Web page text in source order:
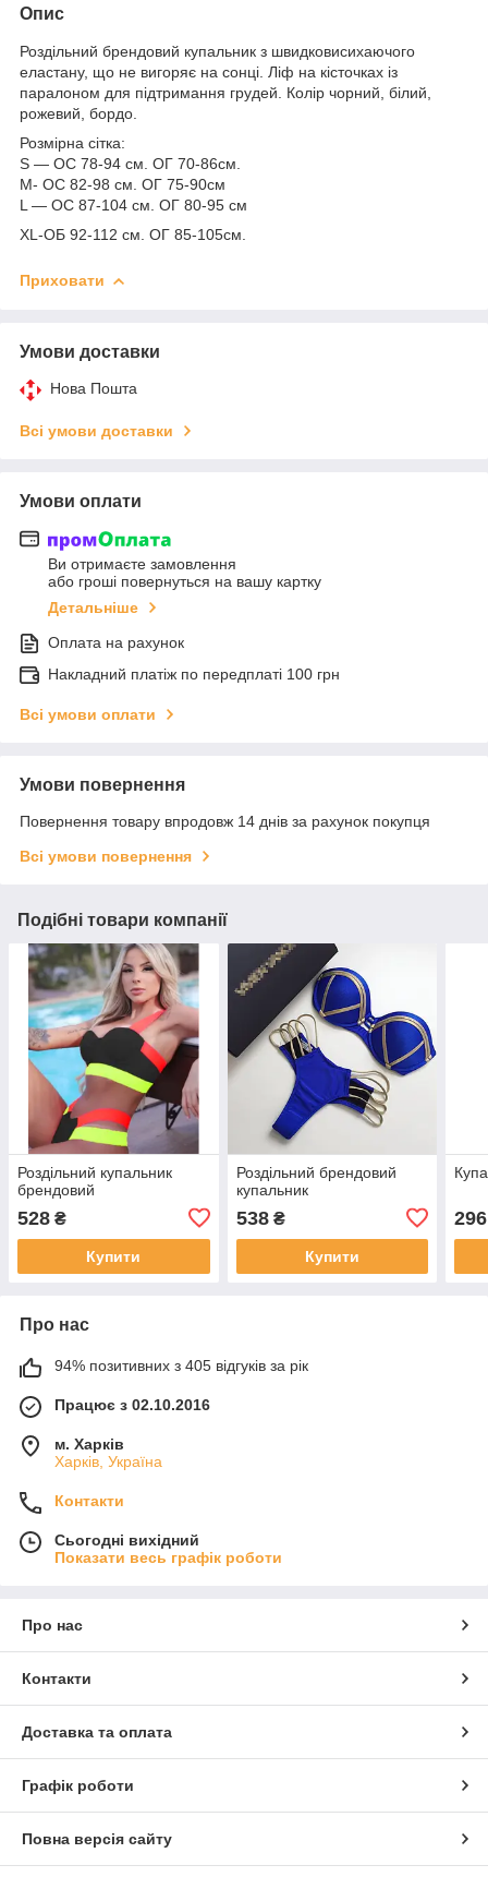
Опис
Роздільний брендовий купальник з швидковисихаючого
еластану, що не вигоряє на сонці. Ліф на кісточках із
паралоном для підтримання грудей. Колір чорний, білий,
рожевий, бордо.
Розмірна сітка:
S — ОС 78-94 см. ОГ 70-86см.
M- ОС 82-98 см. ОГ 75-90см
L — ОС 87-104 см. ОГ 80-95 см
XL-ОБ 92-112 см. ОГ 85-105см.
Приховати
Умови доставки
Нова Пошта
Всі умови доставки
Умови оплати
Ви отримаєте замовлення
або гроші повернуться на вашу картку
Детальніше
Оплата на рахунок
Накладний платіж по передплаті 100 грн
Всі умови оплати
Умови повернення
Повернення товару впродовж 14 днів за рахунок покупця
Всі умови повернення
Подібні товари компанії
Роздільний купальник
брендовий
528 ₴
Купити
Роздільний брендовий
купальник
538₴
Купити
296
Про нас
94% позитивних з 405 відгуків за рік
Працює з 02.10.2016
м. Харків
Харків, Україна
Контакти
Сьогодні вихідний
Показати весь графік роботи
Про нас
Контакти
Доставка та оплата
Графік роботи
Повна версія сайту